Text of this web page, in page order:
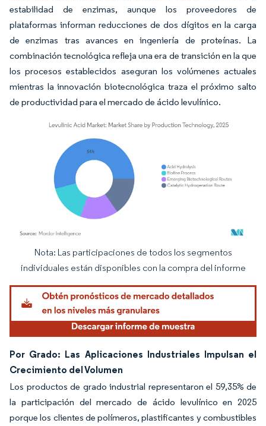
estabilidad de enzimas, aunque los proveedores de
plataformas informan reducciones de dos dígitos en la carga
de enzimas tras avances en ingeniería de proteínas. La
combinación tecnológica refleja una era de transición en la que
los procesos establecidos aseguran los volúmenes actuales
mientras la innovación biotecnológica traza el próximo salto
de productividad para el mercado de ácido levulínico.
Imagen © Mordor Intelligence. El uso requiere atribución según CC BY 4.0.
Nota: Las participaciones de todos los segmentos
individuales están disponibles con la compra del informe
Por Grado: Las Aplicaciones Industriales Impulsan el
Crecimiento del Volumen
Los productos de grado industrial representaron el 59,35% de
la participación del mercado de ácido levulínico en 2025
porque los clientes de polímeros, plastificantes y combustibles